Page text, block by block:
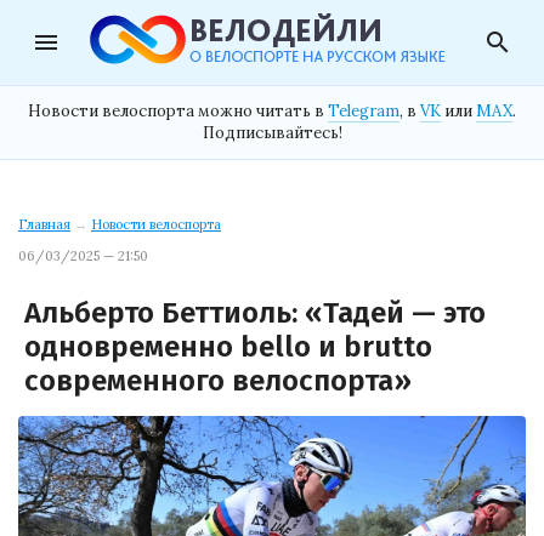
menu search
Новости велоспорта можно читать в Telegram, в VK илиMAX.
Подписывайтесь!
Главная → Новости велоспорта
06/03/2025 — 21:50
Альберто Беттиоль: «Тадей — это
одновременно bello и brutto
современного велоспорта»